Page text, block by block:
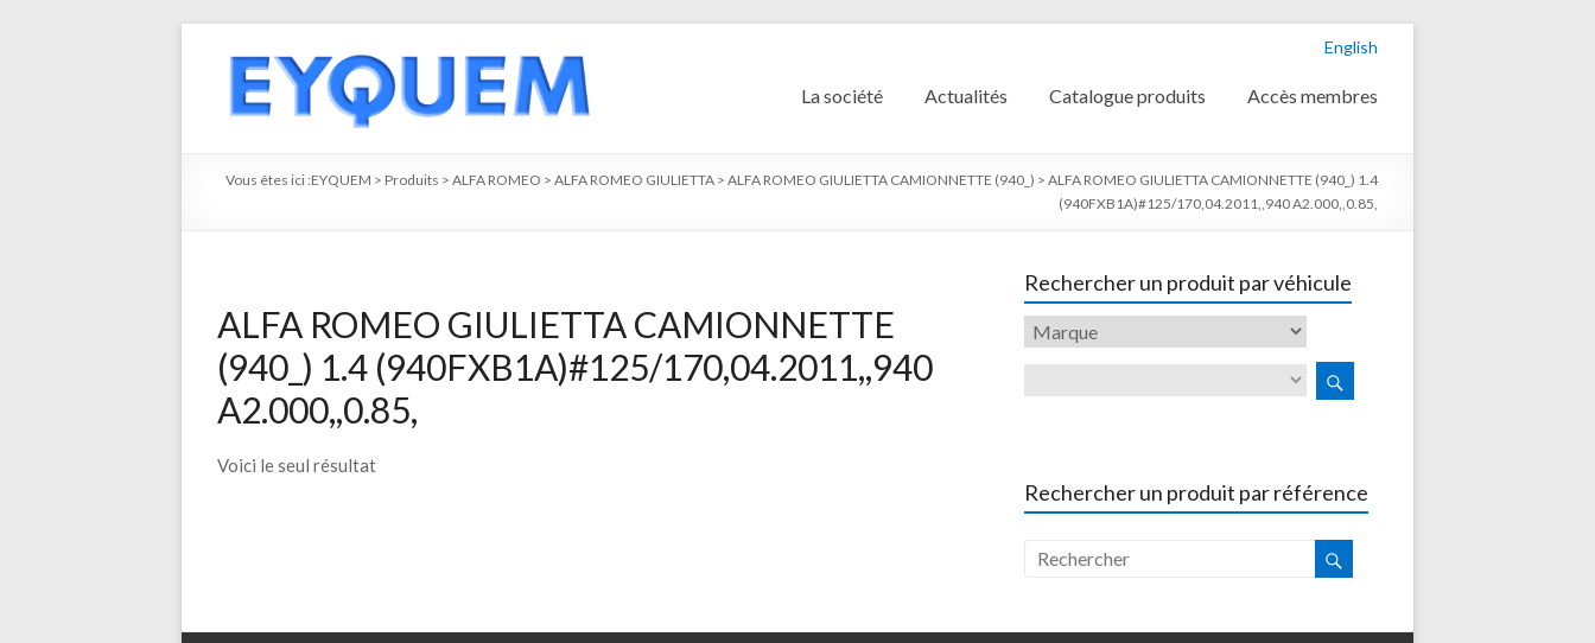
English
La société Actualités Catalogue produits Accès membres
Vous êtes ici :EYQUEM > Produits > ALFA ROMEO > ALFA ROMEO GIULIETTA > ALFA ROMEO GIULIETTA CAMIONNETTE (940_) > ALFA ROMEO GIULIETTA CAMIONNETTE (940_) 1.4
(940FXB1A)#125/170,04.2011,,940 A2.000,,0.85,
ALFA ROMEO GIULIETTA CAMIONNETTE
(940_) 1.4 (940FXB1A)#125/170,04.2011,,940
A2.000,,0.85,
Voici le seul résultat
Rechercher un produit par véhicule
Rechercher un produit par référence